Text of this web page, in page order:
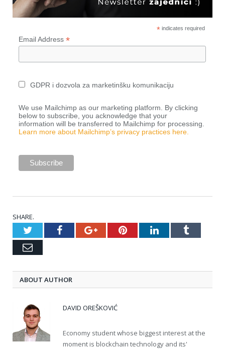
*indicates required
Email Address *
GDPR i dozvola za marketinšku komunikaciju
We use Mailchimp as our marketing platform. By clicking
below to subscribe, you acknowledge that your
information will be transferred to Mailchimp for processing.
Learn more about Mailchimp’s privacy practices here.
SHARE.
TwitterFacebookGoogle+PinterestLinkedInTumblr
Email
ABOUT AUTHOR
DAVID OREŠKOVIĆ
Economy student whose biggest interest at the
moment is blockchain technology and its'